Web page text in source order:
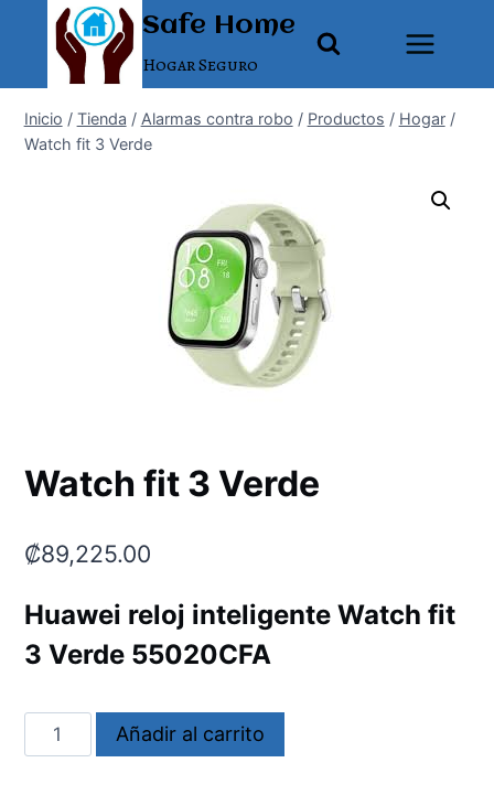
contenido
Safe Home
Hogar Seguro
Inicio / Tienda / Alarmas contra robo / Productos / Hogar /
Watch fit 3 Verde
Watch fit 3 Verde
₡89,225.00
Huawei reloj inteligente Watch fit
3 Verde 55020CFA
Watch
fit
Añadir al carrito